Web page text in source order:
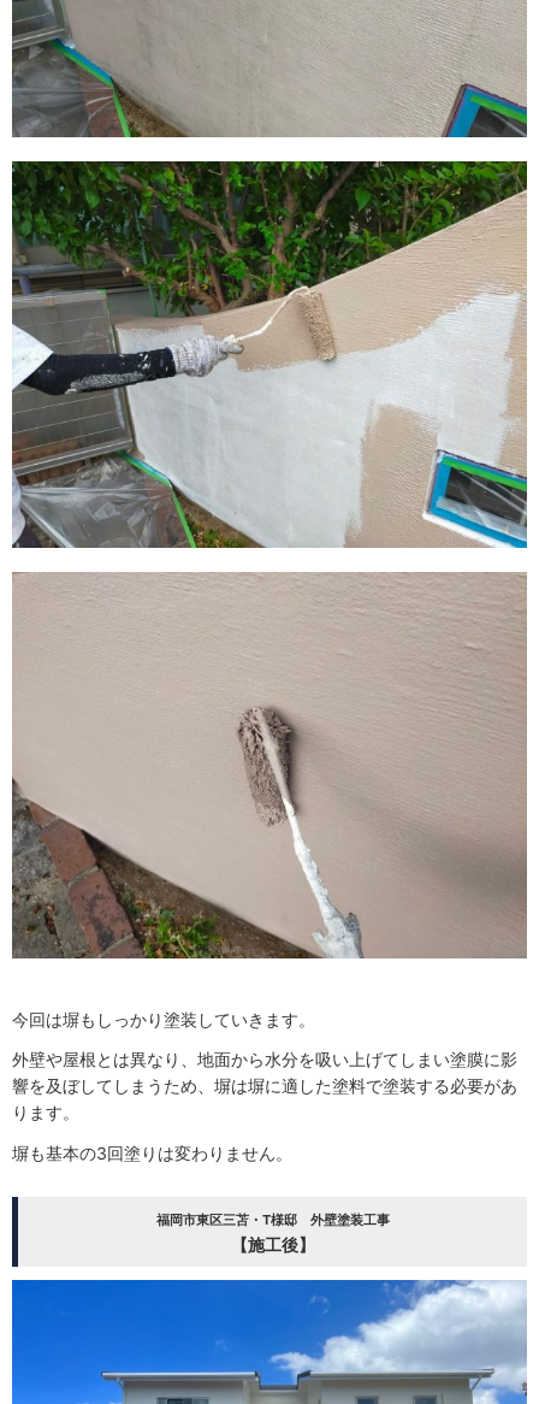
今回は塀もしっかり塗装していきます。
外壁や屋根とは異なり、地面から水分を吸い上げてしまい塗膜に影
響を及ぼしてしまうため、塀は塀に適した塗料で塗装する必要があ
ります。
塀も基本の3回塗りは変わりません。
福岡市東区三苫・T様邸 外壁塗装工事
【施工後】